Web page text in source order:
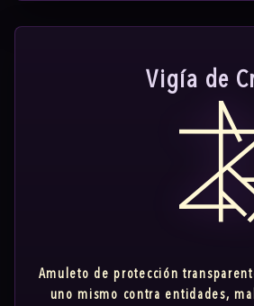
Vigía de
Amuleto de protección
uno mismo contra entidades,